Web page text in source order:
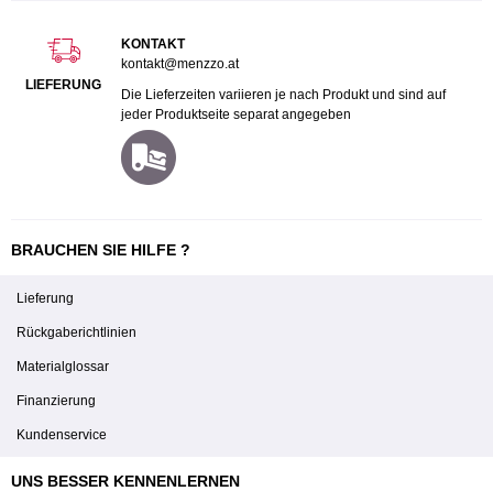
LIEFERUNG
KONTAKT
kontakt@menzzo.at
Die Lieferzeiten variieren je nach Produkt und sind auf
jeder Produktseite separat angegeben
BRAUCHEN SIE HILFE ?
Lieferung
Rückgaberichtlinien
Materialglossar
Finanzierung
Kundenservice
UNS BESSER KENNENLERNEN